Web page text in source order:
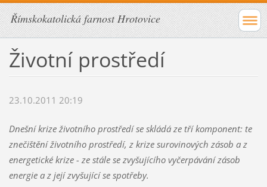
Římskokatolická farnost Hrotovice
Životní prostředí
23.10.2011 20:19
Dnešní krize životního prostředí se skládá ze tří komponent: te
znečištění životního prostředí, z krize surovinových zásob a z
energetické krize - ze stále se zvyšujícího vyčerpávání zásob
energie a z její zvyšující se spotřeby.